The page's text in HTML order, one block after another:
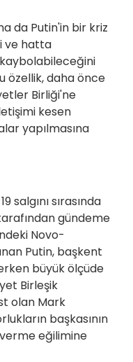
da Putin'in bir kriz
ve hatta
özellik, daha önce
Birliği'ne
kesen
yapılmasına
salgını sırasında
gündeme
Novo-
Putin, başkent
büyük ölçüde
Birleşik
olan Mark
başkasının
eğilimine